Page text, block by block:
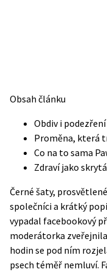
Obsah článku
Obdiv i
Proměna, která
Co na to sama
Zdraví jako
Černé šaty,
společníci a krátký
vypadal facebookový
moderátorka
hodin se pod ním
psech téměř nemluví.